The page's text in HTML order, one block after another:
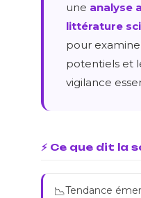
une analyse
littérature
pour
potentiels et
vigilance
⚡ Ce que dit la
📉Tendance